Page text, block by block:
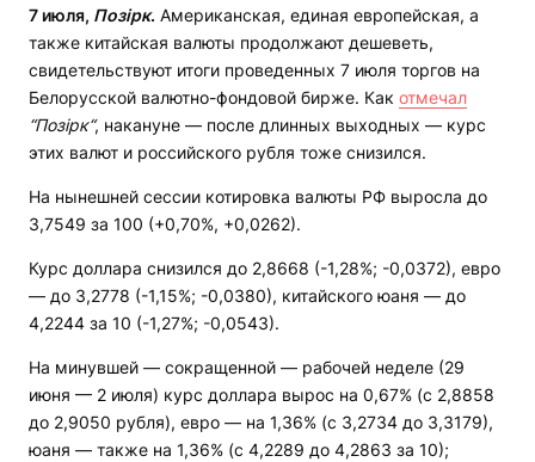
7 июля, Позірк. Американская, единая европейская, а
также китайская валюты продолжают дешеветь,
свидетельствуют итоги проведенных 7 июля торгов на
Белорусской валютно-фондовой бирже. Как отмечал
“Позірк“, накануне — после длинных выходных — курс
этих валют и российского рубля тоже снизился.
На нынешней сессии котировка валюты РФ выросла до
3,7549 за 100 (+0,70%, +0,0262).
Курс доллара снизился до 2,8668 (-1,28%; -0,0372), евро
— до 3,2778 (-1,15%; -0,0380), китайского юаня — до
4,2244 за 10 (-1,27%; -0,0543).
На минувшей — сокращенной — рабочей неделе (29
июня — 2 июля) курс доллара вырос на 0,67% (с 2,8858
до 2,9050 рубля), евро — на 1,36% (с 3,2734 до 3,3179),
юаня — также на 1,36% (с 4,2289 до 4,2863 за 10);